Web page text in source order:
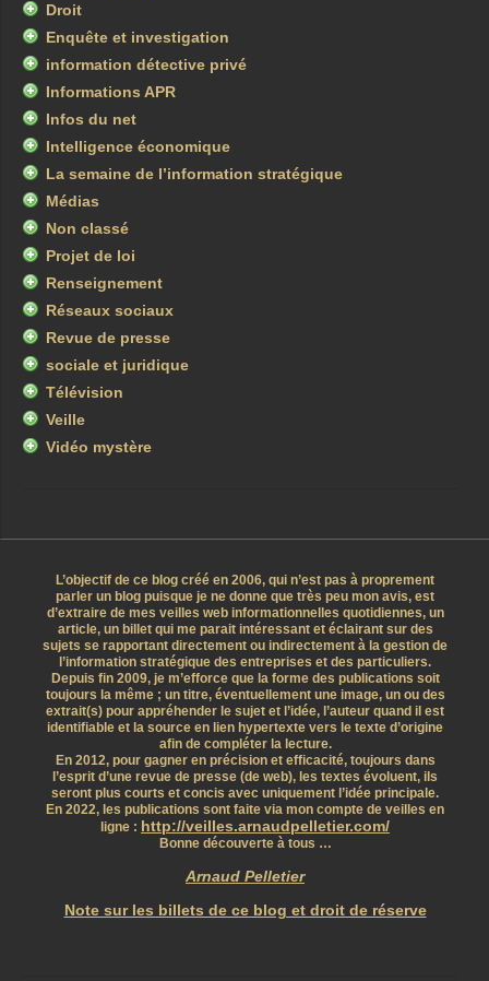
Droit
Enquête et investigation
information détective privé
Informations APR
Infos du net
Intelligence économique
La semaine de l’information stratégique
Médias
Non classé
Projet de loi
Renseignement
Réseaux sociaux
Revue de presse
sociale et juridique
Télévision
Veille
Vidéo mystère
L’objectif de ce blog créé en 2006, qui n’est pas à proprement
parler un blog puisque je ne donne que très peu mon avis, est
d’extraire de mes veilles web informationnelles quotidiennes, un
article, un billet qui me parait intéressant et éclairant sur des
sujets se rapportant directement ou indirectement à la gestion de
l’information stratégique des entreprises et des particuliers.
Depuis fin 2009, je m’efforce que la forme des publications soit
toujours la même ; un titre, éventuellement une image, un ou des
extrait(s) pour appréhender le sujet et l’idée, l’auteur quand il est
identifiable et la source en lien hypertexte vers le texte d’origine
afin de compléter la lecture.
En 2012, pour gagner en précision et efficacité, toujours dans
l’esprit d’une revue de presse (de web), les textes évoluent, ils
seront plus courts et concis avec uniquement l’idée principale.
En 2022, les publications sont faite via mon compte de veilles en
ligne : http://veilles.arnaudpelletier.com/
Bonne découverte à tous …
Arnaud Pelletier
Note sur les billets de ce blog et droit de réserve